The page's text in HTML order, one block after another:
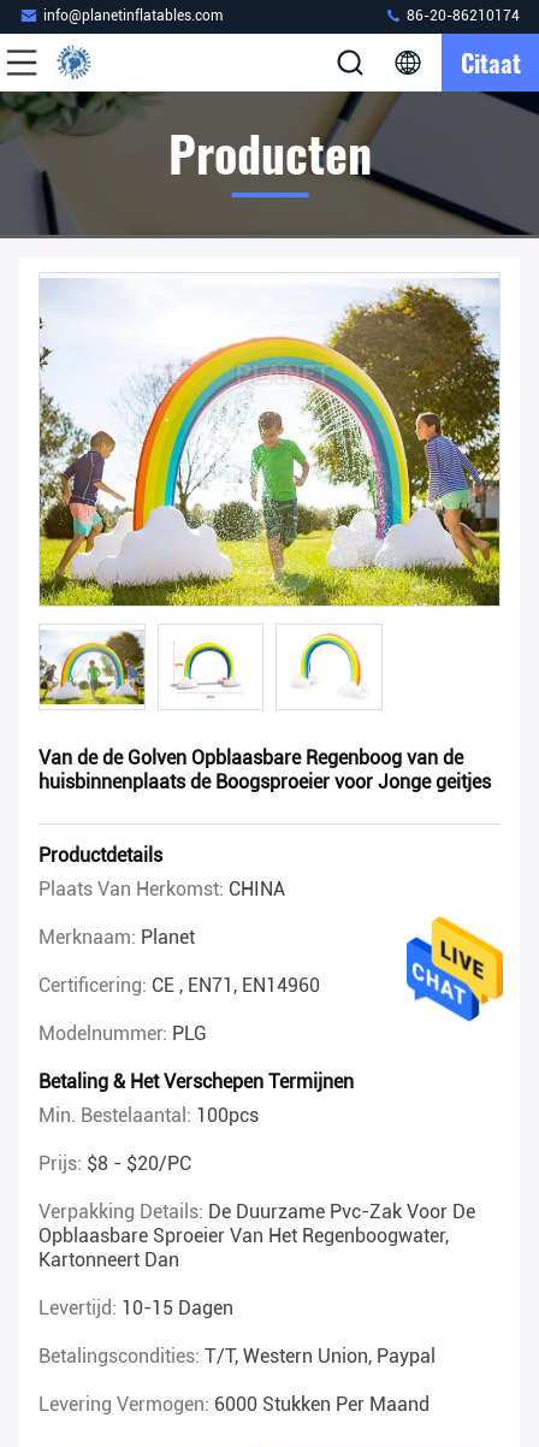
info@planetinflatables.com 86-20-86210174
Citaat
Producten
Van de de Golven Opblaasbare Regenboog van de
huisbinnenplaats de Boogsproeier voor Jonge geitjes
Productdetails
Plaats Van Herkomst: CHINA
Merknaam: Planet
Certificering: CE , EN71, EN14960
Modelnummer: PLG
Betaling & Het Verschepen Termijnen
Min. Bestelaantal: 100pcs
Prijs: $8 - $20/PC
Verpakking Details: De Duurzame Pvc-Zak Voor De
Opblaasbare Sproeier Van Het Regenboogwater,
Kartonneert Dan
Levertijd: 10-15 Dagen
Betalingscondities: T/T, Western Union, Paypal
Levering Vermogen: 6000 Stukken Per Maand